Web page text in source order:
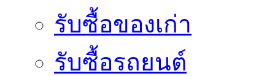
รับซื้อของเก่า
รับซื้อรถยนต์